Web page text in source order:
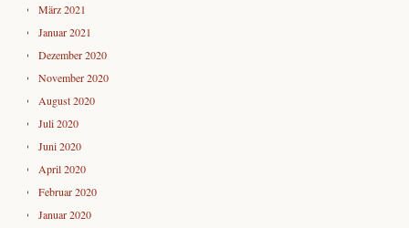
März 2021
Januar 2021
Dezember 2020
November 2020
August 2020
Juli 2020
Juni 2020
April 2020
Februar 2020
Januar 2020